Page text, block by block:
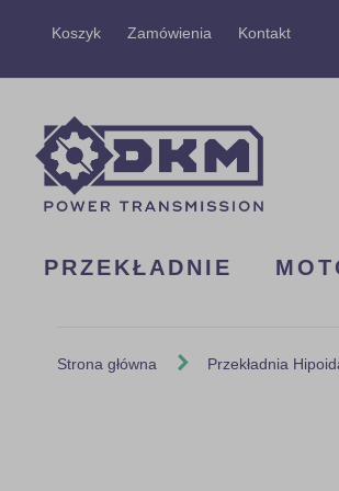
Koszyk Zamówienia KontaktPrzejdź
PRZEKŁADNIE
Strona główna Przekładnia